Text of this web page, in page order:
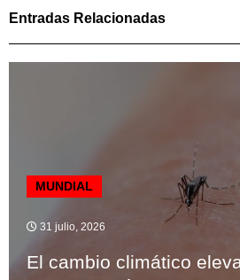
Entradas Relacionadas
MUNDIAL
31 julio, 2026
El cambio climático